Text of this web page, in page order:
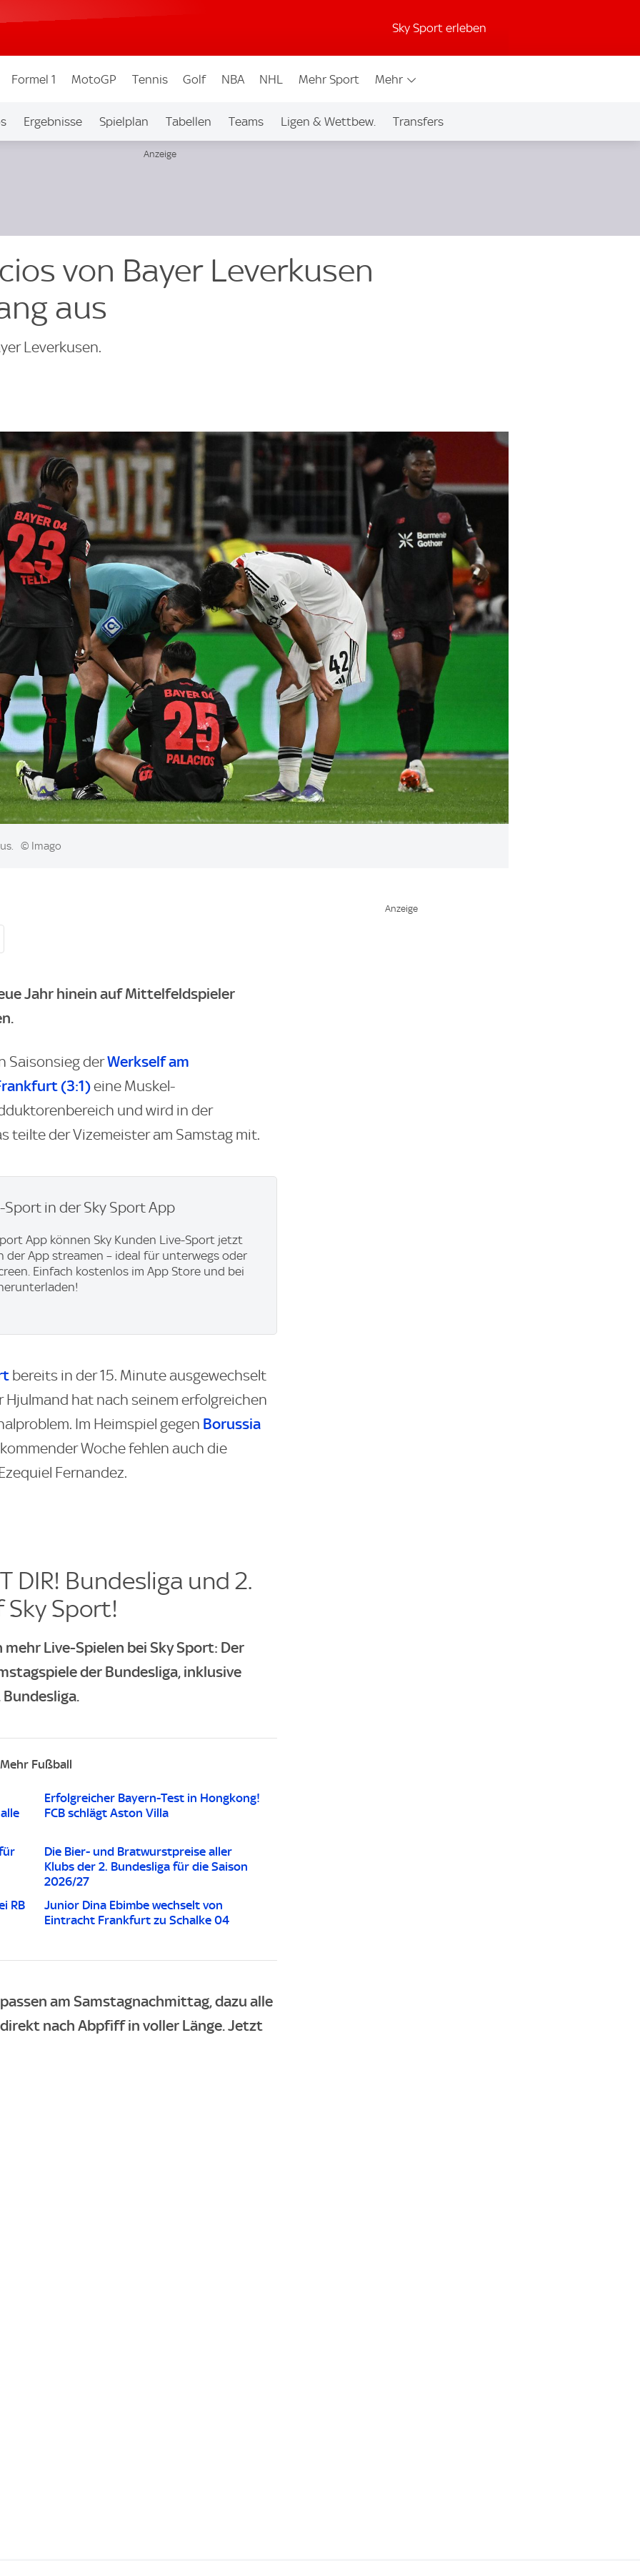
Sky Sport erleben
Formel 1 MotoGP Tennis Golf NBA NHL Mehr Sport Mehr
Ergebnisse Spielplan Tabellen Teams Ligen & Wettbew. Transfers
von Bayer Leverkusen
aus
Leverkusen.
© Imago
Jahr hinein auf Mittelfeldspieler
Saisonsieg derWerkself am
(3:1)eine Muskel-
und wird in der
teilte der Vizemeister am Samstag mit.
Sport in der Sky Sport App
App können Sky Kunden Live-Sport jetzt
der App streamen – ideal für unterwegs oder
Einfach kostenlos im App Store und bei
bereits in der 15. Minute ausgewechselt
Hjulmand hat nach seinem erfolgreichen
Im Heimspiel gegen Borussia
Woche fehlen auch die
Fernandez.
DIR! Bundesliga und 2.
Sky Sport!
Live-Spielen bei Sky Sport: Der
der Bundesliga, inklusive
Mehr Fußball
Erfolgreicher Bayern-Test in Hongkong!
FCB schlägt Aston Villa
Die Bier- und Bratwurstpreise aller
Klubs der 2. Bundesliga für die Saison
2026/27
RB
Junior Dina Ebimbe wechselt von
Eintracht Frankfurt zu Schalke 04
am Samstagnachmittag, dazu alle
nach Abpfiff in voller Länge. Jetzt